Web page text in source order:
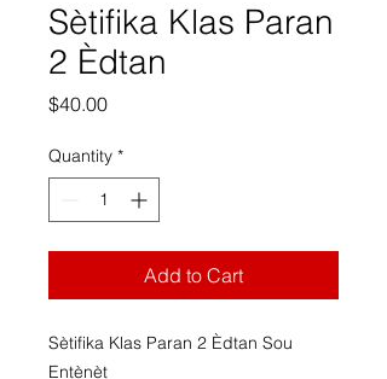
Sètifika Klas Paran
2 Èdtan
$40.00Price
Quantity *
Add to Cart
Sètifika Klas Paran 2 Èdtan Sou
Entènèt